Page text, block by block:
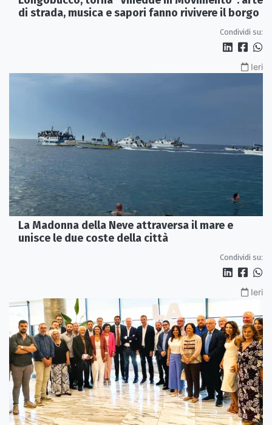
di strada, musica e sapori fanno rivivere il borgo
Condividi su:
Ieri
La Madonna della Neve attraversa il mare e
unisce le due coste della città
Condividi su:
Ieri